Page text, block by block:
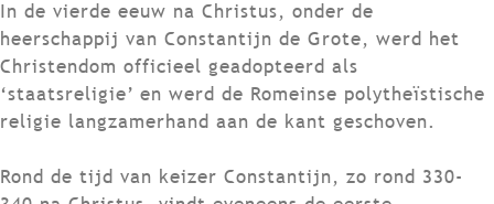
In de vierde eeuw na Christus, onder de
heerschappij van Constantijn de Grote, werd het
Christendom officieel geadopteerd als
‘staatsreligie’ en werd de Romeinse polytheïstische
religie langzamerhand aan de kant geschoven.
Rond de tijd van keizer Constantijn, zo rond 330-